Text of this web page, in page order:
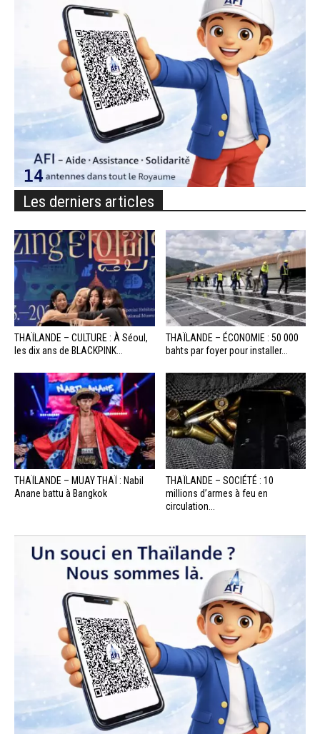
Les derniers articles
THAÏLANDE – CULTURE : À Séoul,
les dix ans de BLACKPINK...
THAÏLANDE – ÉCONOMIE : 50 000
bahts par foyer pour installer...
THAÏLANDE – MUAY THAÏ : Nabil
Anane battu à Bangkok
THAÏLANDE – SOCIÉTÉ : 10
millions d’armes à feu en
circulation...